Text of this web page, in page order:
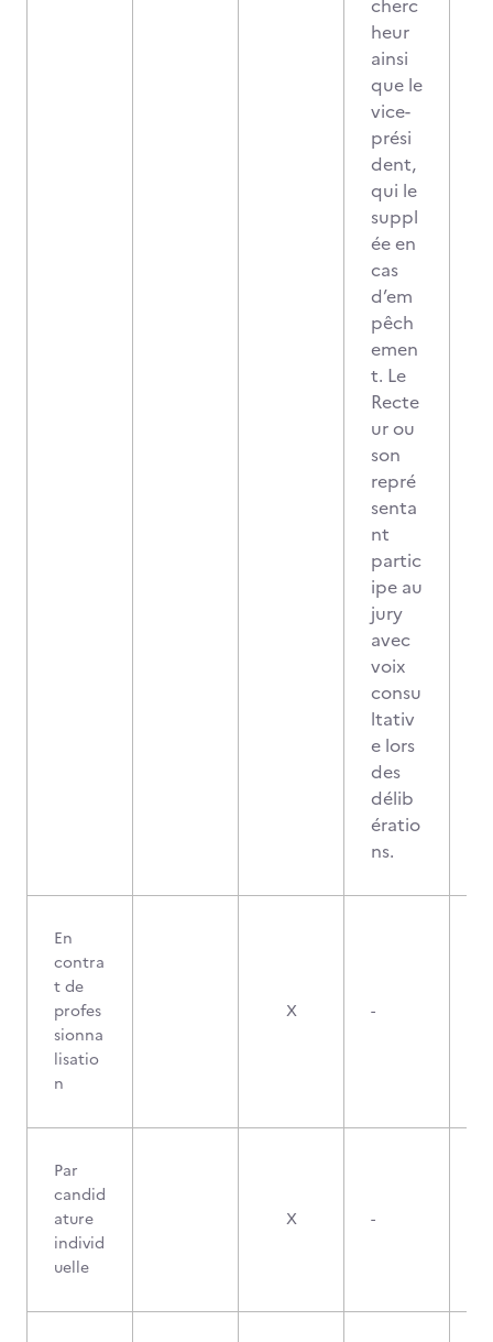
cherc
heur
ainsi
que le
vice-
prési
dent,
qui le
suppl
ée en
cas
d’em
pêch
emen
t. Le
Recte
ur ou
son
repré
senta
nt
partic
ipe au
jury
avec
voix
consu
ltativ
e lors
des
délib
ératio
ns.
En
contra
t de
profes
sionna
lisatio
n
X -
Par
candid
ature
individ
uelle
X -